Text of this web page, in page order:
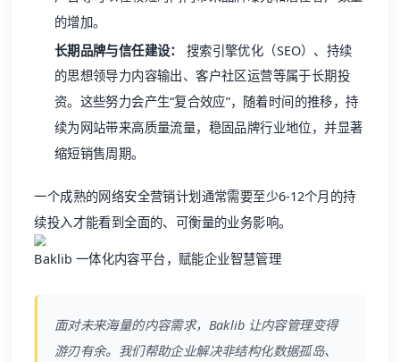
的增加。
长期品牌与信任建设：
搜索引擎优化（SEO）、持续
的思想领导力内容输出、客户社区运营等属于长期投
资。这些努力会产生“复合效应”，随着时间的推移，持
续为网站带来高质量流量，稳固品牌行业地位，并显著
缩短销售周期。
一个成熟的网络安全营销计划通常需要至少6-12个月的持
续投入才能看到全面的、可衡量的业务影响。
Baklib 一体化内容平台，赋能企业智慧管理
面对未来海量的内容需求， Baklib让内容管理变得
游刃有余。我们帮助企业解决非结构化数据孤岛、